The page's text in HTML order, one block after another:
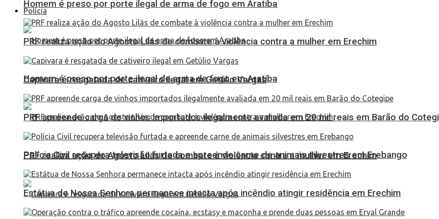
Polícia
Homem é preso por porte ilegal de arma de fogo em Aratiba
PRF realiza ação do Agosto Lilás de combate à violência contra a mulher em Erechim
Homem é preso por porte ilegal de arma de fogo em Aratiba
PRF realiza ação do Agosto Lilás de combate à violência contra a mulher em Erechim
Capivara é resgatada de cativeiro ilegal em Getúlio Vargas
PRF apreende carga de vinhos importados ilegalmente avaliada em 20 mil reais em Barão do
Polícia Civil recupera televisão furtada e apreende carne de animais silvestres em Erebango
Estátua de Nossa Senhora permanece intacta após incêndio atingir residência em Erechim